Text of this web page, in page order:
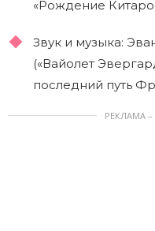
«Рождение
Звук и музыка:
(«Вайолет
последний путь
РЕКЛАМА